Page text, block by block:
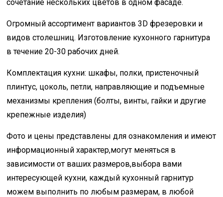
сочетание нескольких цветов в одном фасаде.
Огромный ассортимент вариантов 3D фрезеровки и
видов столешниц. Изготовление кухонного гарнитура
в течение 20-30 рабочих дней.
Комплектация кухни: шкафы, полки, пристеночный
плинтус, цоколь, петли, направляющие и подъемные
механизмы крепления (болты, винты, гайки и другие
крепежные изделия)
Фото и цены представлены для ознакомления и имеют
информационный характер,могут меняться в
зависимости от ваших размеров,выбора вами
интересующей кухни, каждый кухонный гарнитур
можем выполнить по любым размерам, в любой